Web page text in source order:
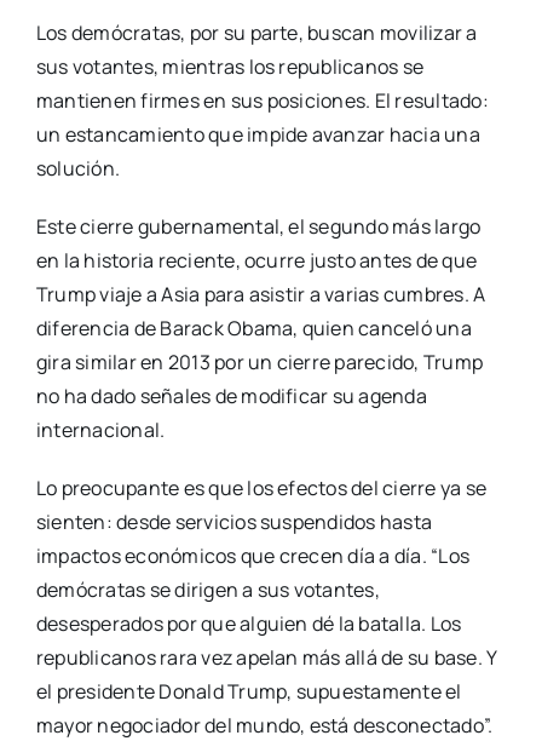
Los demócratas, por su parte, buscan movilizar a
sus votantes, mientras los republicanos se
mantienen firmes en sus posiciones. El resultado:
un estancamiento que impide avanzar hacia una
solución.
Este cierre gubernamental, el segundo más largo
en la historia reciente, ocurre justo antes de que
Trump viaje a Asia para asistir a varias cumbres. A
diferencia de Barack Obama, quien canceló una
gira similar en 2013 por un cierre parecido, Trump
no ha dado señales de modificar su agenda
internacional.
Lo preocupante es que los efectos del cierre ya se
sienten: desde servicios suspendidos hasta
impactos económicos que crecen día a día. “Los
demócratas se dirigen a sus votantes,
desesperados por que alguien dé la batalla. Los
republicanos rara vez apelan más allá de su base. Y
el presidente Donald Trump, supuestamente el
mayor negociador del mundo, está desconectado”.